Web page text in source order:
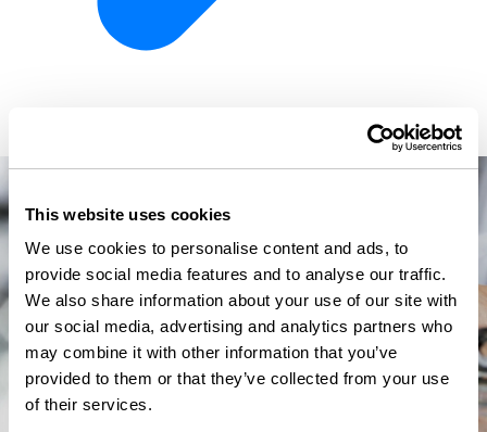
This website uses cookies
We use cookies to personalise content and ads, to
provide social media features and to analyse our traffic.
We also share information about your use of our site with
our social media, advertising and analytics partners who
may combine it with other information that you’ve
provided to them or that they’ve collected from your use
of their services.